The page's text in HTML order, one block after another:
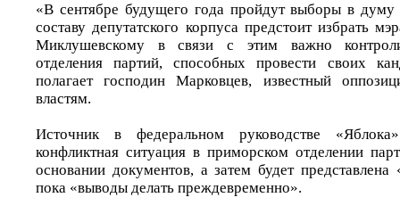
«В сентябре будущего года пройдут выборы в
составу депутатского корпуса предстоит избрать
Миклушевскому в связи с этим важно
отделения партий, способных провести своих
полагает господин Марковцев, известный
властям.
Источник в федеральном руководстве
конфликтная ситуация в приморском отделении
основании документов, а затем будет
пока «выводы делать преждевременно».